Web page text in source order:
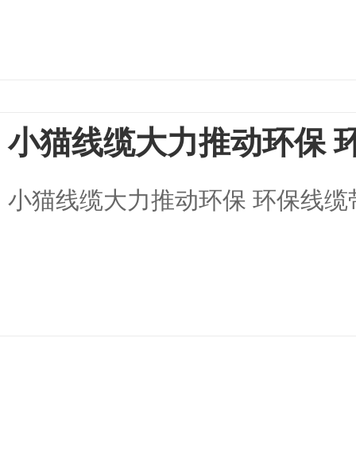
小猫线缆大力推动环保
小猫线缆大力推动环保 环保线